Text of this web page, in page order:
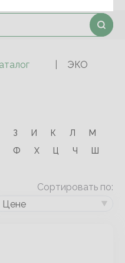
ЭКО
З И К Л
М
Ф Х Ц Ч
Ш
Сортировать по:
Цене